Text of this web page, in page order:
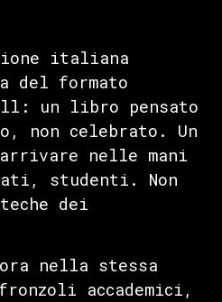
italiana
del formato
un libro pensato
non celebrato. Un
nelle mani
studenti. Non
dei
nella stessa
accademici,